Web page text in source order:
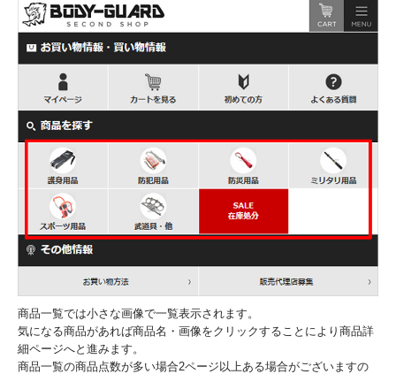
商品一覧では小さな画像で一覧表示されます。
気になる商品があれば商品名・画像をクリックすることにより商品詳
細ページへと進みます。
商品一覧の商品点数が多い場合2ページ以上ある場合がございますの